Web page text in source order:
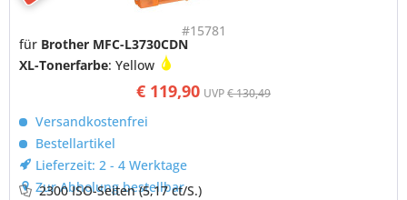
#15781
€ 119,90 UVP€ 130,49
für Brother MFC-L3730CDN
XL-Tonerfarbe: Yellow
Versandkostenfrei
Bestellartikel
Lieferzeit: 2 - 4 Werktage
Zur Abholung bestellbar
2300 ISO-Seiten(5,17 ct/S.)